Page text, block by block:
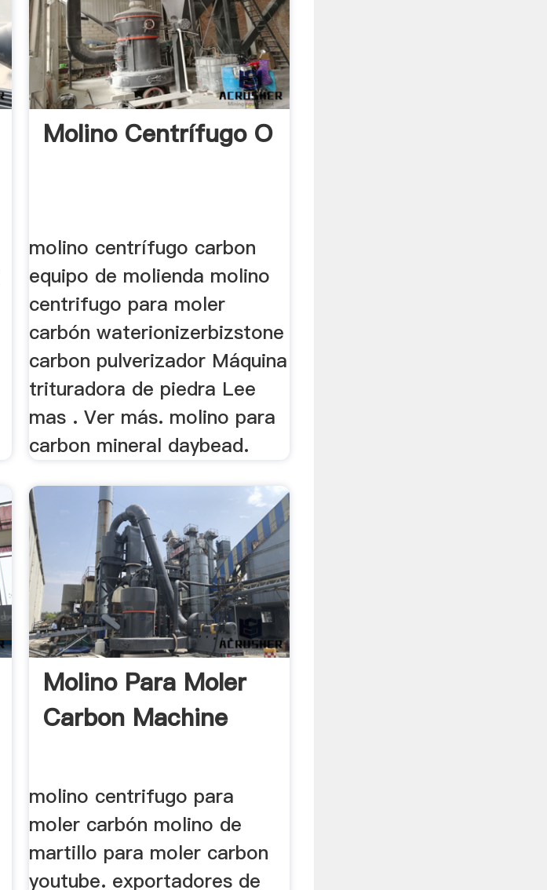
Molino Centrífugo O
molino centrífugo carbon
equipo de molienda molino
centrifugo para moler
carbón waterionizerbizstone
carbon pulverizador Máquina
trituradora de piedra Lee
mas . Ver más. molino para
carbon mineral daybead.
Molino Para Moler
Carbon Machine
molino centrifugo para
moler carbón molino de
martillo para moler carbon
youtube. exportadores de